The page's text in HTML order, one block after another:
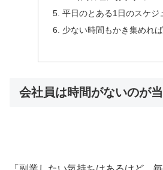
平日のとある1日のスケジ
少ない時間もかき集めれ
会社員は時間がないのが